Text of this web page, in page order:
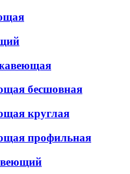
бесшовная
круглая
профильная